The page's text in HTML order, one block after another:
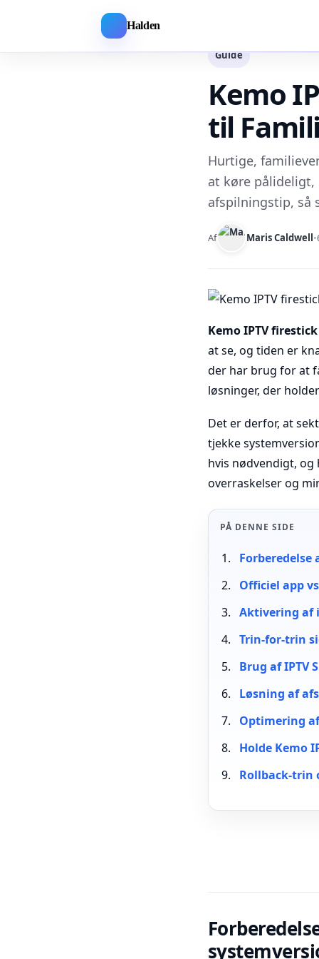
Halden
Guide
Kemo
til
Hurtige,
at køre
afspilningstip, så
Af Maris Caldwell•
Kemo IPTV firestick
at se, og tiden er
der har brug for at
løsninger, der
Det er derfor, at
tjekke
hvis nødvendigt,
overraskelser og
PÅ DENNE SIDE
Forberedelse
Officiel app
Aktivering af
Trin-for-trin
Brug af IPTV
Løsning af
Optimering
Holde Kemo
Rollback-trin